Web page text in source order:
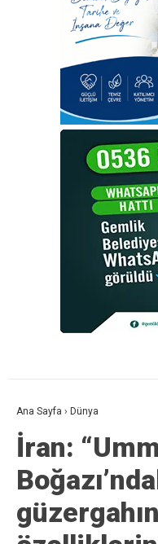
Ana Sayfa › Dünya
İran: